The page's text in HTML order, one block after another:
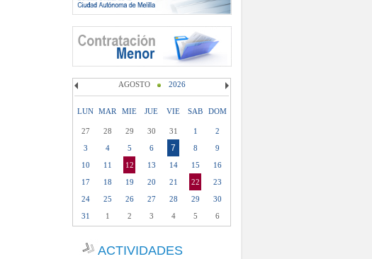
AGOSTO 2026
LUN MAR MIE JUE VIE SAB DOM
27 28 29 30 31 1
2
3
4 5 6 7 8
9
10
11 12 13 14 15
16
17
18 19 20 21 22
23
24
25 26 27 28 29
30
31
1 2 3 4 5 6
ACTIVIDADES